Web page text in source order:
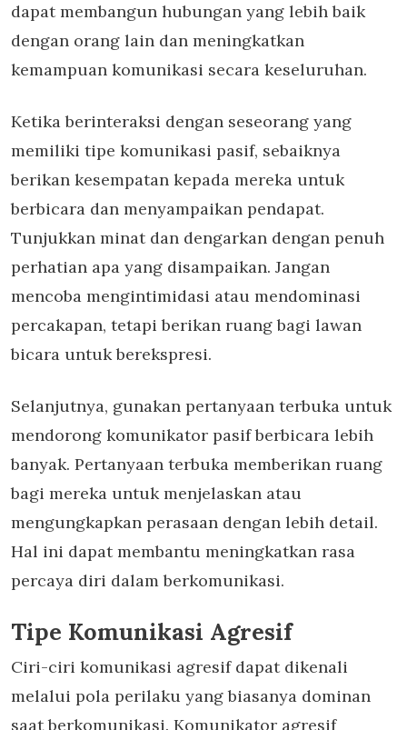
dapat membangun hubungan yang lebih baik
dengan orang lain dan meningkatkan
kemampuan komunikasi secara keseluruhan.
Ketika berinteraksi dengan seseorang yang
memiliki tipe komunikasi pasif, sebaiknya
berikan kesempatan kepada mereka untuk
berbicara dan menyampaikan pendapat.
Tunjukkan minat dan dengarkan dengan penuh
perhatian apa yang disampaikan. Jangan
mencoba mengintimidasi atau mendominasi
percakapan, tetapi berikan ruang bagi lawan
bicara untuk berekspresi.
Selanjutnya, gunakan pertanyaan terbuka untuk
mendorong komunikator pasif berbicara lebih
banyak. Pertanyaan terbuka memberikan ruang
bagi mereka untuk menjelaskan atau
mengungkapkan perasaan dengan lebih detail.
Hal ini dapat membantu meningkatkan rasa
percaya diri dalam berkomunikasi.
Tipe Komunikasi Agresif
Ciri-ciri komunikasi agresif dapat dikenali
melalui pola perilaku yang biasanya dominan
saat berkomunikasi. Komunikator agresif